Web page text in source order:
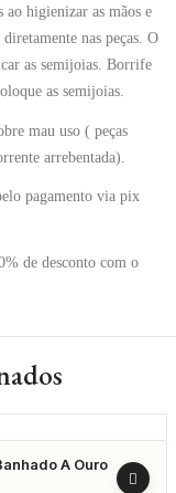
higienizar as mãos e
nas peças. O
as semijoias. Borrife
as semijoias.
mau uso ( peças
arrebentada).
pagamento via pix
de desconto com o
A Ouro